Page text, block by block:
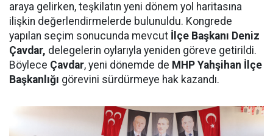
araya gelirken, teşkilatın yeni dönem yol haritasına
ilişkin değerlendirmelerde bulunuldu. Kongrede
yapılan seçim sonucunda mevcut İlçe Başkanı Deniz
Çavdar, delegelerin oylarıyla yeniden göreve getirildi.
Böylece Çavdar, yeni dönemde de MHP Yahşihan İlçe
Başkanlığı görevini sürdürmeye hak kazandı.